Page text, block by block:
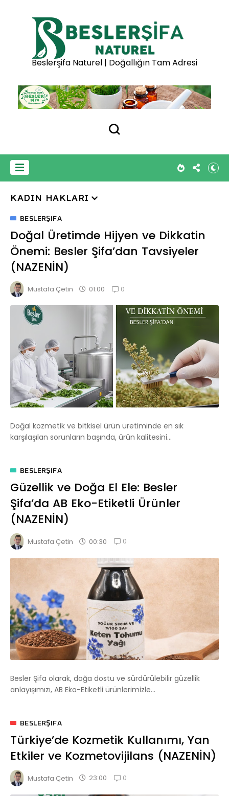
Beslerşifa Naturel | Doğallığın Tam Adresi
KADIN HAKLARI
BESLERŞIFA
Doğal Üretimde Hijyen ve Dikkatin
Önemi: Besler Şifa’dan Tavsiyeler
(NAZENİN)
Mustafa Çetin 01:00 0
Doğal kozmetik ve bitkisel ürün üretiminde en sık
karşılaşılan sorunların başında, ürün kalitesini...
BESLERŞIFA
Güzellik ve Doğa El Ele: Besler
Şifa’da AB Eko-Etiketli Ürünler
(NAZENİN)
Mustafa Çetin 00:30 0
Besler Şifa olarak, doğa dostu ve sürdürülebilir güzellik
anlayışımızı, AB Eko-Etiketli ürünlerimizle...
BESLERŞIFA
Türkiye’de Kozmetik Kullanımı, Yan
Etkiler ve Kozmetovijilans (NAZENİN)
Mustafa Çetin 23:00 0